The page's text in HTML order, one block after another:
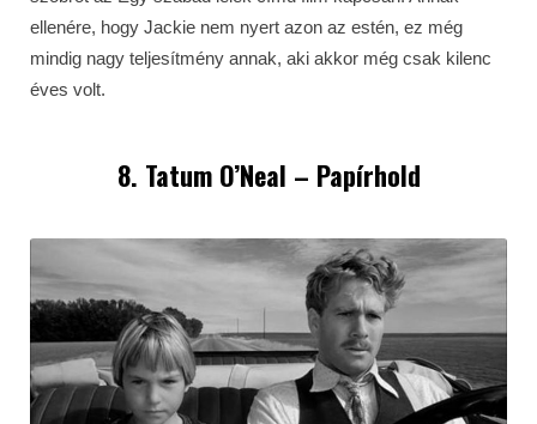
ellenére, hogy Jackie nem nyert azon az estén, ez még
mindig nagy teljesítmény annak, aki akkor még csak kilenc
éves volt.
8. Tatum O’Neal – Papírhold